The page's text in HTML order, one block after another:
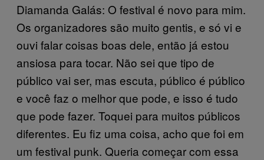
Diamanda Galás: O festival é novo para mim.
Os organizadores são muito gentis, e só vi e
ouvi falar coisas boas dele, então já estou
ansiosa para tocar. Não sei que tipo de
público vai ser, mas escuta, público é público
e você faz o melhor que pode, e isso é tudo
que pode fazer. Toquei para muitos públicos
diferentes. Eu fiz uma coisa, acho que foi em
um festival punk. Queria começar com essa